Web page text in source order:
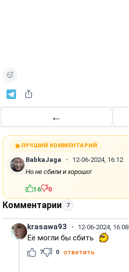
←
ЛУЧШИЙ КОММЕНТАРИЙ
BabkaJaga
12-06-2024, 16:12
Но не сбили и хорошо!
16 0
Комментарии 7
krasawa93 12-06-2024, 16:08
Её могли бы сбить
7 0 ответить